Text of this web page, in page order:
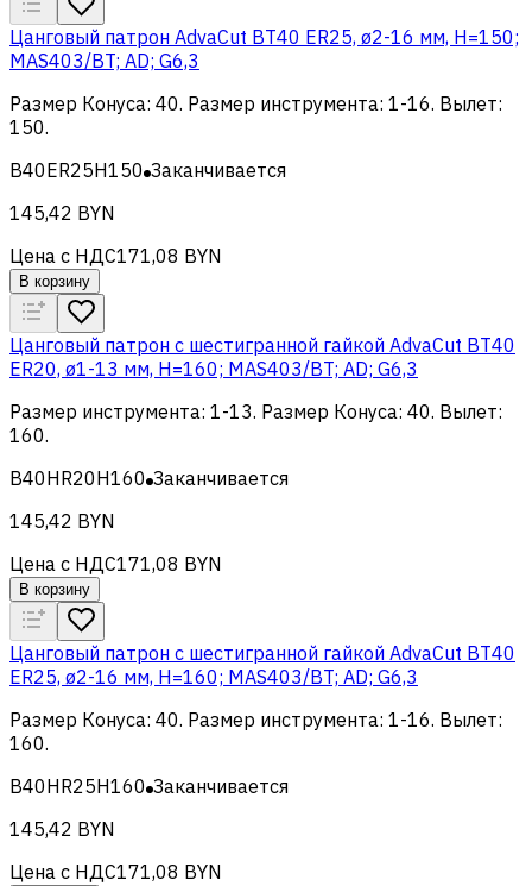
Цанговый патрон AdvaCut BT40 ER25, ø2-16 мм, H=150;
MAS403/BT; AD; G6,3
Размер Конуса: 40. Размер инструмента: 1-16. Вылет:
150.
B40ER25H150 Заканчивается
145,42 BYN
Цена с НДС171,08 BYN
В корзину
Цанговый патрон c шестигранной гайкой AdvaCut BT40
ER20, ø1-13 мм, H=160; MAS403/BT; AD; G6,3
Размер инструмента: 1-13. Размер Конуса: 40. Вылет:
160.
B40HR20H160 Заканчивается
145,42 BYN
Цена с НДС171,08 BYN
В корзину
Цанговый патрон c шестигранной гайкой AdvaCut BT40
ER25, ø2-16 мм, H=160; MAS403/BT; AD; G6,3
Размер Конуса: 40. Размер инструмента: 1-16. Вылет:
160.
B40HR25H160 Заканчивается
145,42 BYN
Цена с НДС171,08 BYN